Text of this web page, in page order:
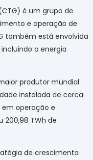
é um grupo de
e operação de
também está envolvida
a energia
produtor mundial
instalada de cerca
em operação e
200,98 TWh de
de crescimento